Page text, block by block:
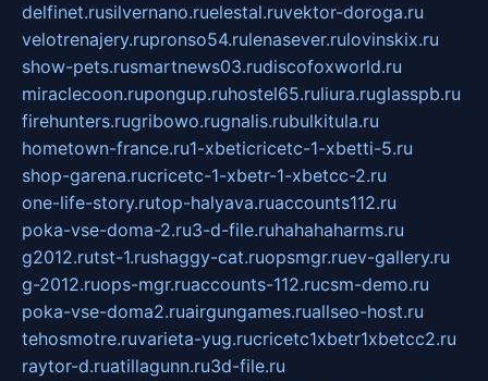
delfinet.rusilvernano.ruelestal.ruvektor-doroga.ru
velotrenajery.rupronso54.rulenasever.rulovinskix.ru
show-pets.rusmartnews03.rudiscofoxworld.ru
miraclecoon.rupongup.ruhostel65.ruliura.ruglasspb.ru
firehunters.rugribowo.rugnalis.rubulkitula.ru
hometown-france.ru1-xbeticricetc-1-xbetti-5.ru
shop-garena.rucricetc-1-xbetr-1-xbetcc-2.ru
one-life-story.rutop-halyava.ruaccounts112.ru
poka-vse-doma-2.ru3-d-file.ruhahahaharms.ru
g2012.rutst-1.rushaggy-cat.ruopsmgr.ruev-gallery.ru
g-2012.ruops-mgr.ruaccounts-112.rucsm-demo.ru
poka-vse-doma2.ruairgungames.ruallseo-host.ru
tehosmotre.ruvarieta-yug.rucricetc1xbetr1xbetcc2.ru
raytor-d.ruatillagunn.ru3d-file.ru